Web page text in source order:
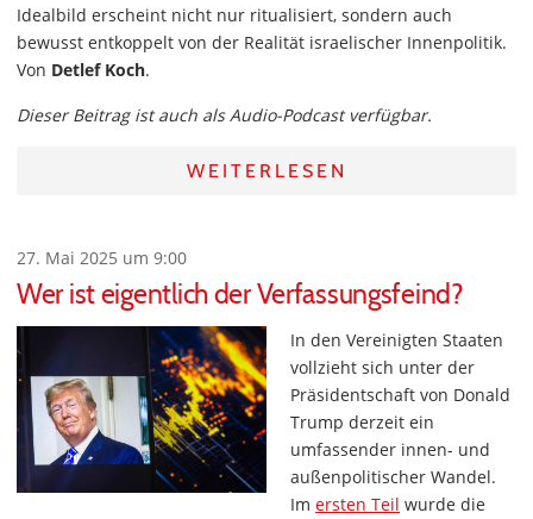
Idealbild erscheint nicht nur ritualisiert, sondern auch
bewusst entkoppelt von der Realität israelischer Innenpolitik.
Von Detlef Koch.
Dieser Beitrag ist auch als Audio-Podcast verfügbar.
WEITERLESEN
27. Mai 2025 um 9:00
Wer ist eigentlich der Verfassungsfeind?
In den Vereinigten Staaten
vollzieht sich unter der
Präsidentschaft von Donald
Trump derzeit ein
umfassender innen- und
außenpolitischer Wandel.
Im ersten Teil wurde die